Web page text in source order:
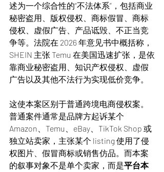
述为一个综合性的“不法体系”，包括商业
秘密盗用、版权侵权、商标假冒、商标
侵权、虚假广告、产品诋毁、不正当竞
争等。法院在 2026 年意见书中概括称，
SHEIN 主张 Temu 在美国迅速扩张，是依
靠商业秘密盗用、知识产权侵权、虚假
广告以及其他不法行为实现低价竞争。
这使本案区别于普通跨境电商侵权案。
普通案件通常是品牌方起诉某个
Amazon、Temu、eBay、TikTok Shop 或
独立站卖家，主张某个 listing 使用了侵
权图片、假冒商标或销售仿品。而本案
的叙事对象不是单个卖家，而是平台本